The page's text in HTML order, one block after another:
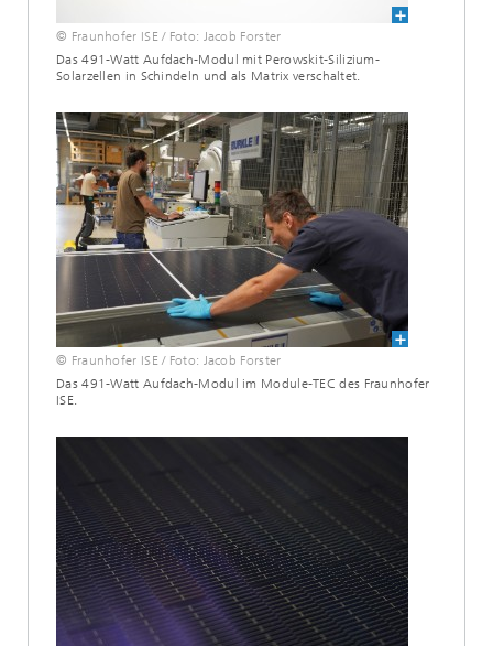
© Fraunhofer ISE / Foto: Jacob Forster
Das 491-Watt Aufdach-Modul mit Perowskit-Silizium-
Solarzellen in Schindeln und als Matrix verschaltet.
© Fraunhofer ISE / Foto: Jacob Forster
Das 491-Watt Aufdach-Modul im Module-TEC des Fraunhofer
ISE.